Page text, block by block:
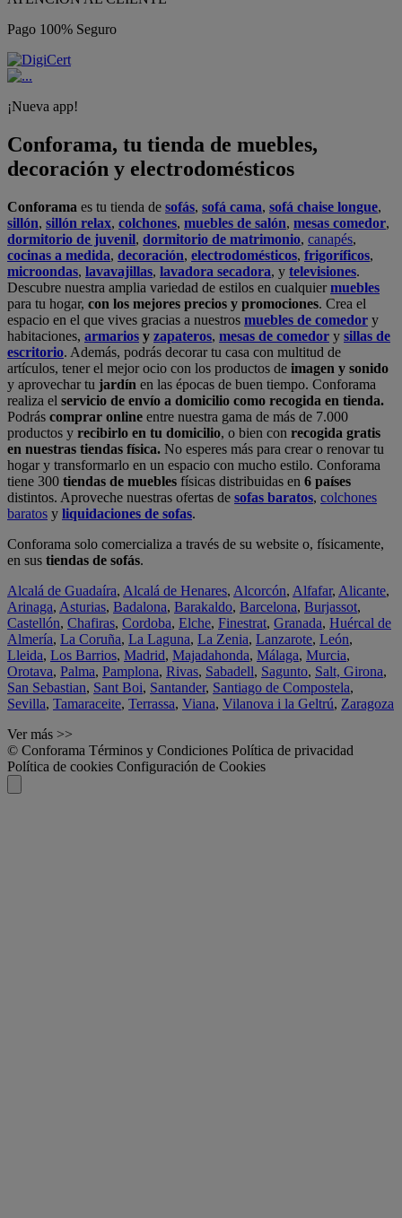
Pago 100% Seguro
¡Nueva app!
Conforama, tu tienda de muebles,
decoración y electrodomésticos
Conforama es tu tienda de sofás, sofá cama, sofá chaise longue,
sillón, sillón relax, colchones, muebles de salón, mesas comedor,
dormitorio de juvenil, dormitorio de matrimonio, canapés,
cocinas a medida, decoración, electrodomésticos, frigoríficos,
microondas, lavavajillas, lavadora secadora, y televisiones.
Descubre nuestra amplia variedad de estilos en cualquiermuebles
para tu hogar, con los mejores precios y promociones. Crea el
espacio en el que vives gracias a nuestros muebles de comedor y
habitaciones, armarios y zapateros, mesas de comedor y sillas de
escritorio. Además, podrás decorar tu casa con multitud de
artículos, tener el mejor ocio con los productos de imagen y sonido
y aprovechar tu jardín en las épocas de buen tiempo. Conforama
realiza el servicio de envío a domicilio como recogida en tienda.
Podrás comprar online entre nuestra gama de más de 7.000
productos y recibirlo en tu domicilio, o bien con recogida gratis
en nuestras tiendas física. No esperes más para crear o renovar tu
hogar y transformarlo en un espacio con mucho estilo. Conforama
tiene 300 tiendas de muebles físicas distribuidas en 6 países
distintos. Aproveche nuestras ofertas de sofas baratos, colchones
baratos y liquidaciones de sofas.
Conforama solo comercializa a través de su website o, físicamente,
en sus tiendas de sofás.
Alcalá de Guadaíra, Alcalá de Henares, Alcorcón, Alfafar, Alicante,
Arinaga, Asturias, Badalona, Barakaldo, Barcelona, Burjassot,
Castellón, Chafiras, Cordoba, Elche, Finestrat, Granada, Huércal de
Almería, La Coruña, La Laguna, La Zenia, Lanzarote, León,
Lleida, Los Barrios, Madrid, Majadahonda, Málaga, Murcia,
Orotava, Palma, Pamplona, Rivas, Sabadell, Sagunto, Salt, Girona,
San Sebastian, Sant Boi, Santander, Santiago de Compostela,
Sevilla, Tamaraceite, Terrassa, Viana, Vilanova i la Geltrú, Zaragoza
Ver más >>
© Conforama Términos y Condiciones Política de privacidad
Política de cookies Configuración de Cookies